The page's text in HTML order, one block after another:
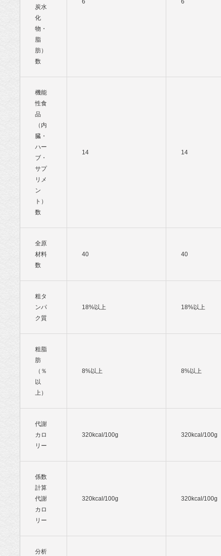
炭水
化
物・
脂
肪）
数
6 6
機能
性食
品
（内
臓・
ハー
ブ・
サプ
リメ
ン
ト）
数
14 14
全原
材料
数
40 40
粗タ
ンパ
ク質
18%以上 18%以上
粗脂
肪
（％
以
上）
8%以上 8%以上
代謝
カロ
リー
320kcal/100g 320kcal/100g
係数
計算
代謝
カロ
リー
320kcal/100g 320kcal/100g
分析